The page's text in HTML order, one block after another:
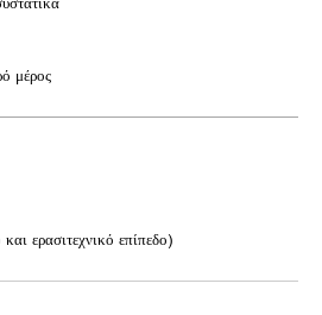
μέρος
ερασιτεχνικό επίπεδο)